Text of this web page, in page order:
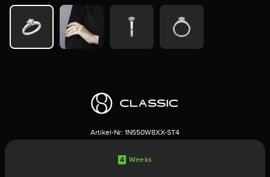
Artikel-Nr: 1N550W8XX-ST4
4 Weeks